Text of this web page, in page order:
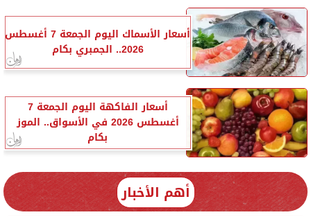
أسعار الأسماك اليوم الجمعة 7 أغسطس
2026.. الجمبري بكام
أسعار الفاكهة اليوم الجمعة 7
أغسطس 2026 في الأسواق.. الموز
بكام
أهم الأخبار